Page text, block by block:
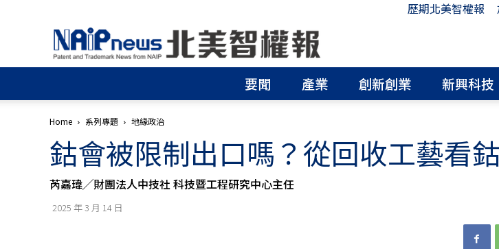
歷期北美智權報
北
美
智
權
│
申
請
│
商
要聞 產業 創新創業 新興科技
Home 系列專題 地緣政治
鈷會被限制出口嗎？從回收工藝看
芮嘉瑋╱財團法人中技社 科技暨工程研究中心主任
2025 年 3 月 14 日